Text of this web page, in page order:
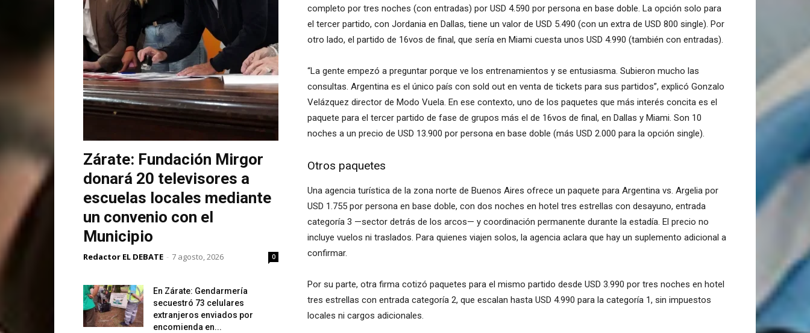
completo por tres noches (con entradas) por USD 4.590 por persona en base doble. La opción solo para
el tercer partido, con Jordania en Dallas, tiene un valor de USD 5.490 (con un extra de USD 800 single). Por
otro lado, el partido de 16vos de final, que sería en Miami cuesta unos USD 4.990 (también con entradas).
“La gente empezó a preguntar porque ve los entrenamientos y se entusiasma. Subieron mucho las
consultas. Argentina es el único país con sold out en venta de tickets para sus partidos”, explicó Gonzalo
Velázquez director de Modo Vuela. En ese contexto, uno de los paquetes que más interés concita es el
paquete para el tercer partido de fase de grupos más el de 16vos de final, en Dallas y Miami. Son 10
noches a un precio de USD 13.900 por persona en base doble (más USD 2.000 para la opción single).
Otros paquetes
Una agencia turística de la zona norte de Buenos Aires ofrece un paquete para Argentina vs. Argelia por
USD 1.755 por persona en base doble, con dos noches en hotel tres estrellas con desayuno, entrada
categoría 3 —sector detrás de los arcos— y coordinación permanente durante la estadía. El precio no
incluye vuelos ni traslados. Para quienes viajen solos, la agencia aclara que hay un suplemento adicional a
confirmar.
Por su parte, otra firma cotizó paquetes para el mismo partido desde USD 3.990 por tres noches en hotel
tres estrellas con entrada categoría 2, que escalan hasta USD 4.990 para la categoría 1, sin impuestos
locales ni cargos adicionales.
Zárate: Fundación Mirgor
donará 20 televisores a
escuelas locales mediante
un convenio con el
Municipio
Redactor EL DEBATE - 7 agosto, 2026 0
En Zárate: Gendarmería
secuestró 73 celulares
extranjeros enviados por
encomienda en...